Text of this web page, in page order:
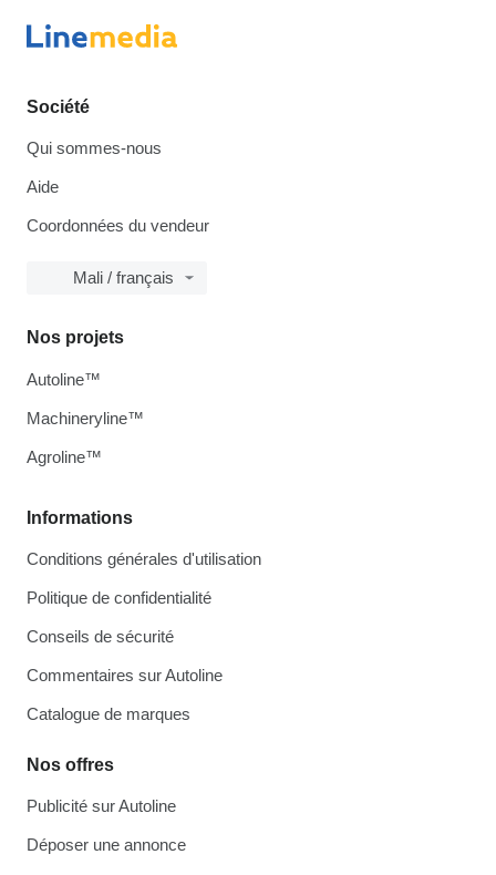
Société
Qui sommes-nous
Aide
Coordonnées du vendeur
Mali / français
Informations
Conditions générales d'utilisation
Politique de confidentialité
Conseils de sécurité
Commentaires sur Autoline
Catalogue de marques
Nos offres
Publicité sur Autoline
Déposer une annonce
Nos projets
Autoline™
Machineryline™
Agroline™